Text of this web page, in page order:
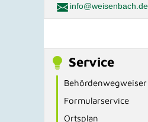
info@weisenbach.de
Service
Behördenwegweiser
Formularservice
Ortsplan